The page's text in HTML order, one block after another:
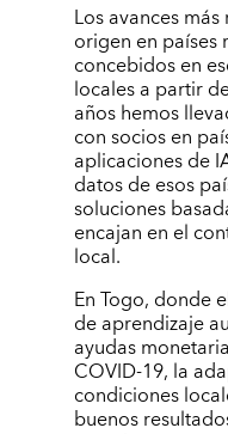
Los avances
origen en países
concebidos en
locales a partir
años hemos
con socios en
aplicaciones de
datos de esos
soluciones
encajan en el
local.
En Togo, donde
de aprendizaje
ayudas
COVID-19, la
condiciones
buenos